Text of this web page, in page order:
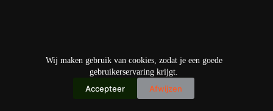
Wij maken gebruik van cookies, zodat je een goede
gebruikerservaring krijgt.
Accepteer Afwijzen